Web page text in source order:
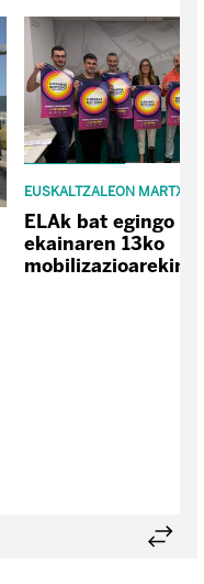
EUSKALTZALEON MARTXA
ELAk bat egingo du
ekainaren 13ko
mobilizazioarekin